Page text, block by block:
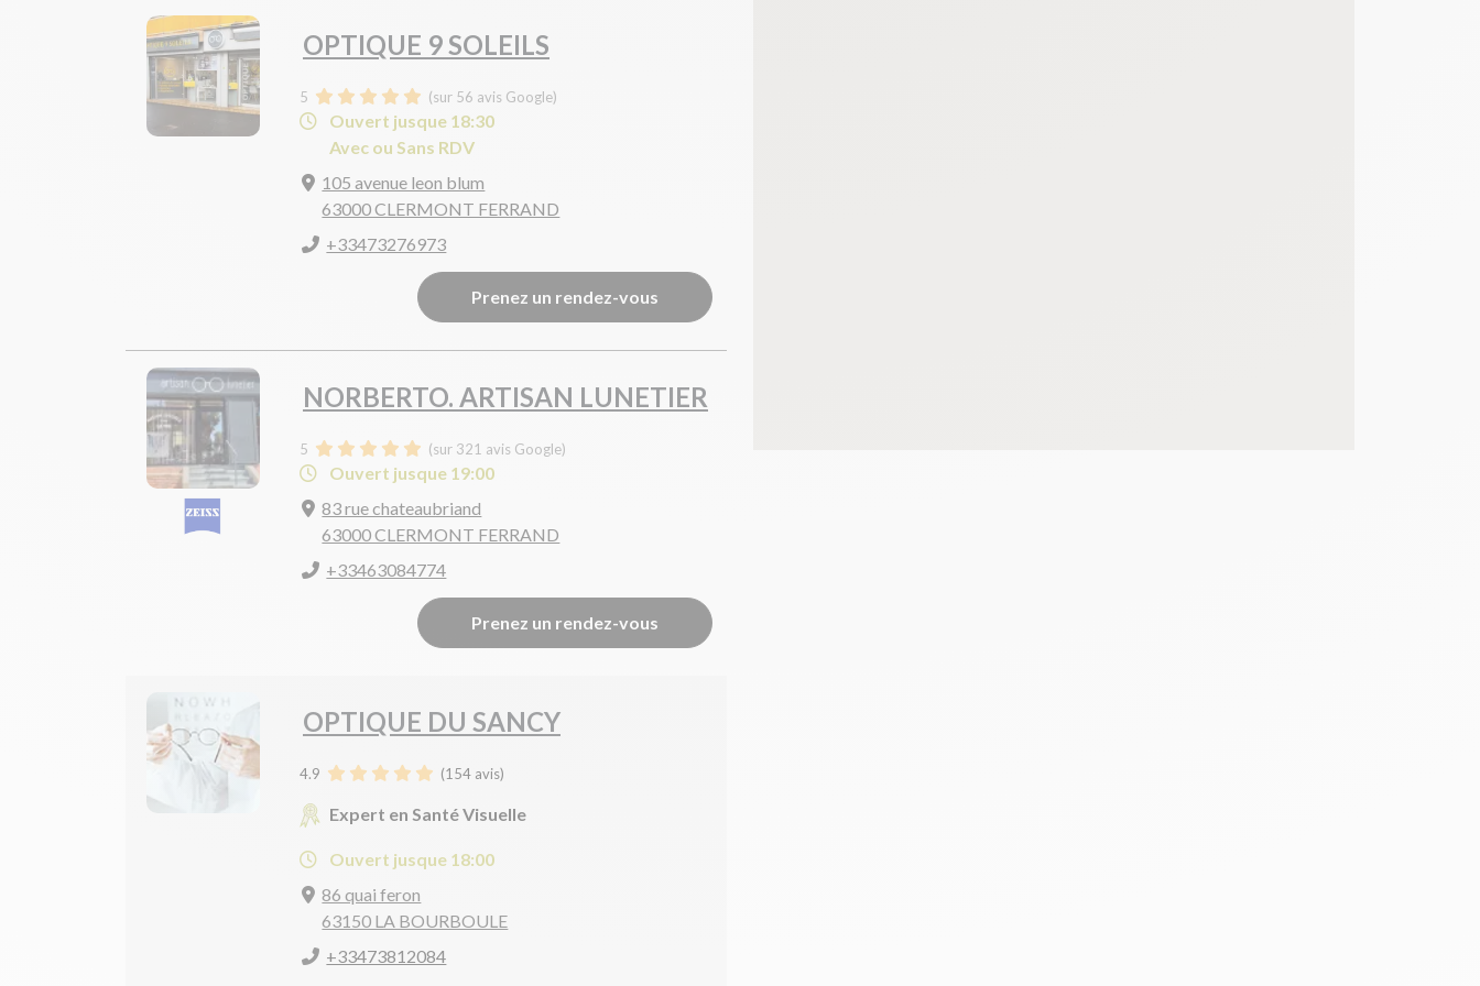
OPTIQUE 9 SOLEILS
5 (sur 56 avis Google)
Ouvert jusque 18:30
Avec ou Sans RDV
105 avenue leon blum
63000 CLERMONT FERRAND
+33473276973
Prenez un rendez-vous
NORBERTO. ARTISAN LUNETIER
5 (sur 321 avis Google)
Ouvert jusque 19:00
83 rue chateaubriand
63000 CLERMONT FERRAND
+33463084774
Prenez un rendez-vous
OPTIQUE DU SANCY
4.9 (154 avis)
Expert en Santé Visuelle
Ouvert jusque 18:00
86 quai feron
63150 LA BOURBOULE
+33473812084